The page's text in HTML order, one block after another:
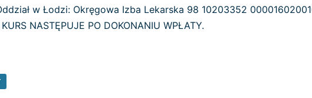
w Łodzi: Okręgowa Izba Lekarska 98 10203352
NASTĘPUJE PO DOKONANIU WPŁATY.